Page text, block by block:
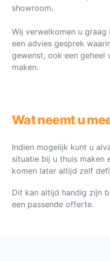
showroom.
Wij verwelkomen u
een advies gesprek
gewenst, ook een
maken.
Wat neemt u
Indien mogelijk kunt u
situatie bij u thuis maken
komen later altijd zelf
Dit kan altijd handig zijn
een passende offerte.